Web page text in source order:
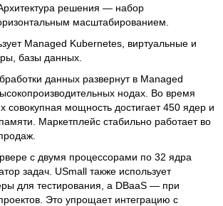
решения — набор
масштабированием.
Managed Kubernetes, виртуальные и
базы данных.
данных развернут в Managed
нодах. Во время
совокупная мощность достигает 450 ядер и
Маркетплейс стабильно работает во
с двумя процессорами по 32 ядра
задач. USmall также использует
для тестирования, а DBaaS — при
Это упрощает интеграцию с